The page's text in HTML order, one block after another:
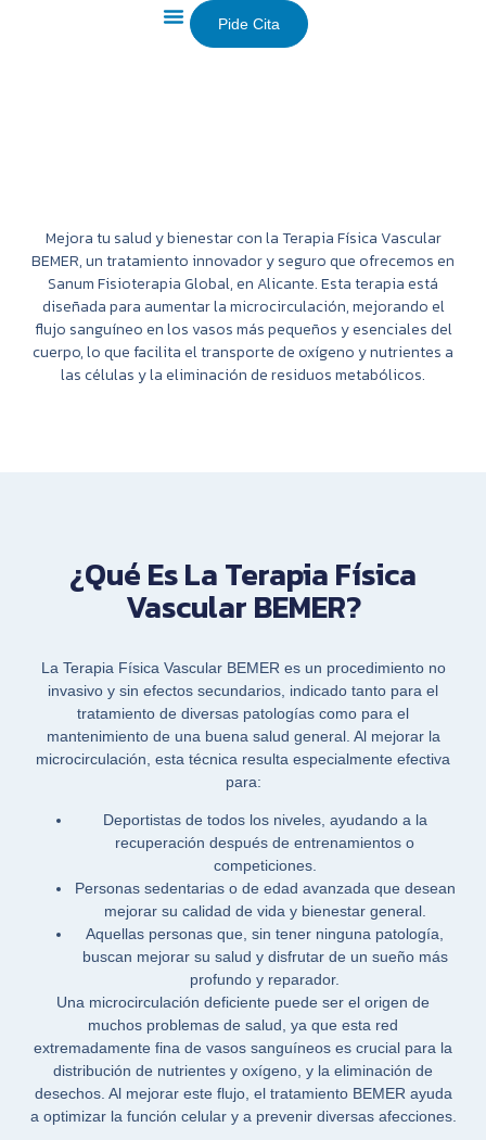
Pide Cita
Mejora tu salud y bienestar con la Terapia Física Vascular
BEMER, un tratamiento innovador y seguro que ofrecemos en
Sanum Fisioterapia Global, en Alicante. Esta terapia está
diseñada para aumentar la microcirculación, mejorando el
flujo sanguíneo en los vasos más pequeños y esenciales del
cuerpo, lo que facilita el transporte de oxígeno y nutrientes a
las células y la eliminación de residuos metabólicos.
¿Qué Es La Terapia Física
Vascular BEMER?
La Terapia Física Vascular BEMER es un procedimiento no
invasivo y sin efectos secundarios, indicado tanto para el
tratamiento de diversas patologías como para el
mantenimiento de una buena salud general. Al mejorar la
microcirculación, esta técnica resulta especialmente efectiva
para:
Deportistas de todos los niveles, ayudando a la
recuperación después de entrenamientos o
competiciones.
Personas sedentarias o de edad avanzada que desean
mejorar su calidad de vida y bienestar general.
Aquellas personas que, sin tener ninguna patología,
buscan mejorar su salud y disfrutar de un sueño más
profundo y reparador.
Una microcirculación deficiente puede ser el origen de
muchos problemas de salud, ya que esta red
extremadamente fina de vasos sanguíneos es crucial para la
distribución de nutrientes y oxígeno, y la eliminación de
desechos. Al mejorar este flujo, el tratamiento BEMER ayuda
a optimizar la función celular y a prevenir diversas afecciones.